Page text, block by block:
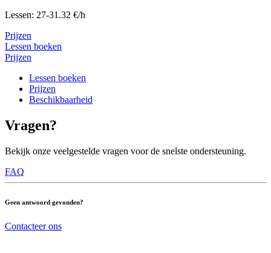
Lessen: 27-31.32 €/h
Prijzen
Lessen boeken
Prijzen
Lessen boeken
Prijzen
Beschikbaarheid
Vragen?
Bekijk onze veelgestelde vragen voor de snelste ondersteuning.
FAQ
Geen antwoord gevonden?
Contacteer ons